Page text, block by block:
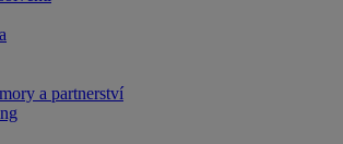
a partnerství